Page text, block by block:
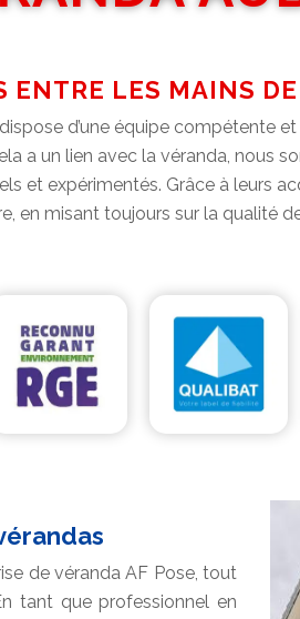
ENTRE LES MAINS
d’une équipe compétente
a un lien avec la véranda, nous
et expérimentés. Grâce à leurs
en misant toujours sur la qualité
de véranda AF Pose, tout
tant que professionnel en